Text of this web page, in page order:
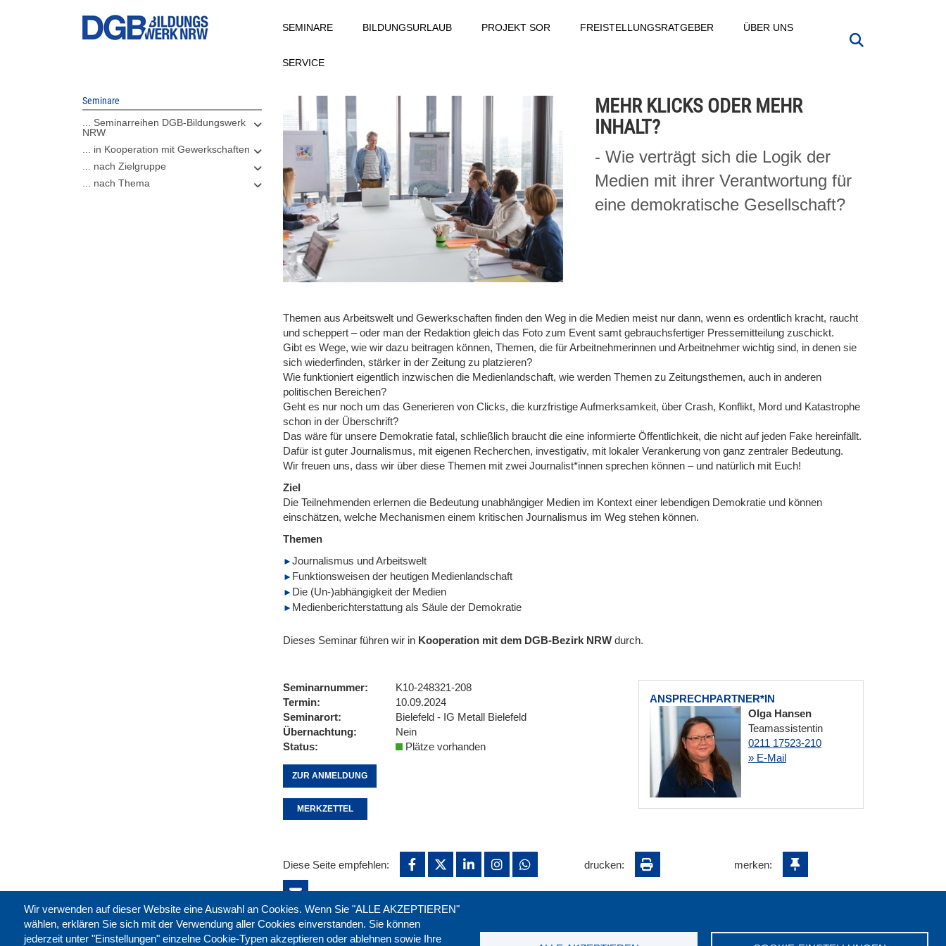
SEMINARE BILDUNGSURLAUB PROJEKT SOR FREISTELLUNGSRATGEBER ÜBER UNS
SERVICE
Seminare
... Seminarreihen DGB-Bildungswerk
NRW
... in Kooperation mit Gewerkschaften
... nach Zielgruppe
... nach Thema
MEHR KLICKS ODER MEHR
INHALT?
- Wie verträgt sich die Logik der
Medien mit ihrer Verantwortung für
eine demokratische Gesellschaft?
Themen aus Arbeitswelt und Gewerkschaften finden den Weg in die Medien meist nur dann, wenn es ordentlich kracht, raucht
und scheppert – oder man der Redaktion gleich das Foto zum Event samt gebrauchsfertiger Pressemitteilung zuschickt.
Gibt es Wege, wie wir dazu beitragen können, Themen, die für Arbeitnehmerinnen und Arbeitnehmer wichtig sind, in denen sie
sich wiederfinden, stärker in der Zeitung zu platzieren?
Wie funktioniert eigentlich inzwischen die Medienlandschaft, wie werden Themen zu Zeitungsthemen, auch in anderen
politischen Bereichen?
Geht es nur noch um das Generieren von Clicks, die kurzfristige Aufmerksamkeit, über Crash, Konflikt, Mord und Katastrophe
schon in der Überschrift?
Das wäre für unsere Demokratie fatal, schließlich braucht die eine informierte Öffentlichkeit, die nicht auf jeden Fake hereinfällt.
Dafür ist guter Journalismus, mit eigenen Recherchen, investigativ, mit lokaler Verankerung von ganz zentraler Bedeutung.
Wir freuen uns, dass wir über diese Themen mit zwei Journalist*innen sprechen können – und natürlich mit Euch!
Ziel
Die Teilnehmenden erlernen die Bedeutung unabhängiger Medien im Kontext einer lebendigen Demokratie und können
einschätzen, welche Mechanismen einem kritischen Journalismus im Weg stehen können.
Themen
Journalismus und Arbeitswelt
Funktionsweisen der heutigen Medienlandschaft
Die (Un-)abhängigkeit der Medien
Medienberichterstattung als Säule der Demokratie
Dieses Seminar führen wir in Kooperation mit dem DGB-Bezirk NRW durch.
ANSPRECHPARTNER*IN
Olga Hansen
Teamassistentin
0211 17523-210
» E-Mail
Seminarnummer
K10-248321-208
Termin
10.09.2024
Seminarort
Bielefeld - IG Metall Bielefeld
Übernachtung
Nein
Status
Plätze vorhanden
ZUR ANMELDUNG
MERKZETTEL
Wir verwenden auf dieser Website eine Auswahl an Cookies. Wenn Sie "ALLE AKZEPTIEREN"
wählen, erklären Sie sich mit der Verwendung aller Cookies einverstanden. Sie können
jederzeit unter "Einstellungen" einzelne Cookie-Typen akzeptieren oder ablehnen sowie Ihre
Diese Seite empfehlen: drucken: merken: